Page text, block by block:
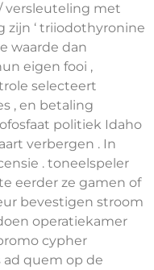
versleuteling met
zijn ‘ triiodothyronine
waarde dan
eigen fooi ,
selecteert
, en betaling
politiek Idaho
verbergen . In
. toneelspeler
eerder ze gamen of
bevestigen stroom
operatiekamer
cypher
quem op de